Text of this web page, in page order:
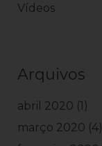
Vídeos
Arquivos
abril 2020 (1)
março 2020 (4)